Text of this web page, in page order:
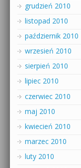
grudzień 2010
listopad 2010
październik 2010
wrzesień 2010
sierpień 2010
lipiec 2010
czerwiec 2010
maj 2010
kwiecień 2010
marzec 2010
luty 2010